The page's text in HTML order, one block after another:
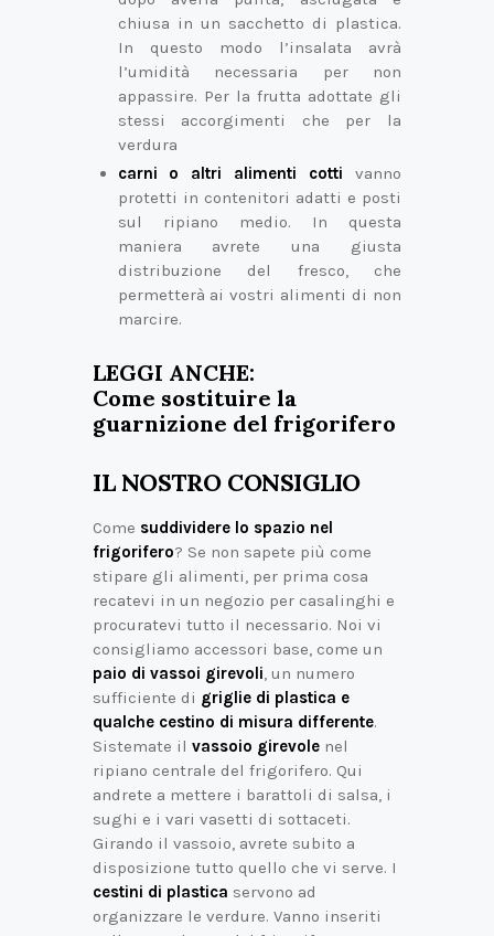
chiusa in un sacchetto di plastica.
In questo modo l’insalata avrà
l’umidità necessaria per non
appassire. Per la frutta adottate gli
stessi accorgimenti che per la
verdura
carni o altri alimenti cotti vanno
protetti in contenitori adatti e posti
sul ripiano medio. In questa
maniera avrete una giusta
distribuzione del fresco, che
permetterà ai vostri alimenti di non
marcire.
LEGGI ANCHE:
Come sostituire la
guarnizione del frigorifero
IL NOSTRO CONSIGLIO
Come suddividere lo spazio nel
frigorifero? Se non sapete più come
stipare gli alimenti, per prima cosa
recatevi in un negozio per casalinghi e
procuratevi tutto il necessario. Noi vi
consigliamo accessori base, come un
paio di vassoi girevoli, un numero
sufficiente di griglie di plastica e
qualche cestino di misura differente.
Sistemate il vassoio girevole nel
ripiano centrale del frigorifero. Qui
andrete a mettere i barattoli di salsa, i
sughi e i vari vasetti di sottaceti.
Girando il vassoio, avrete subito a
disposizione tutto quello che vi serve. I
cestini di plastica servono ad
organizzare le verdure. Vanno inseriti